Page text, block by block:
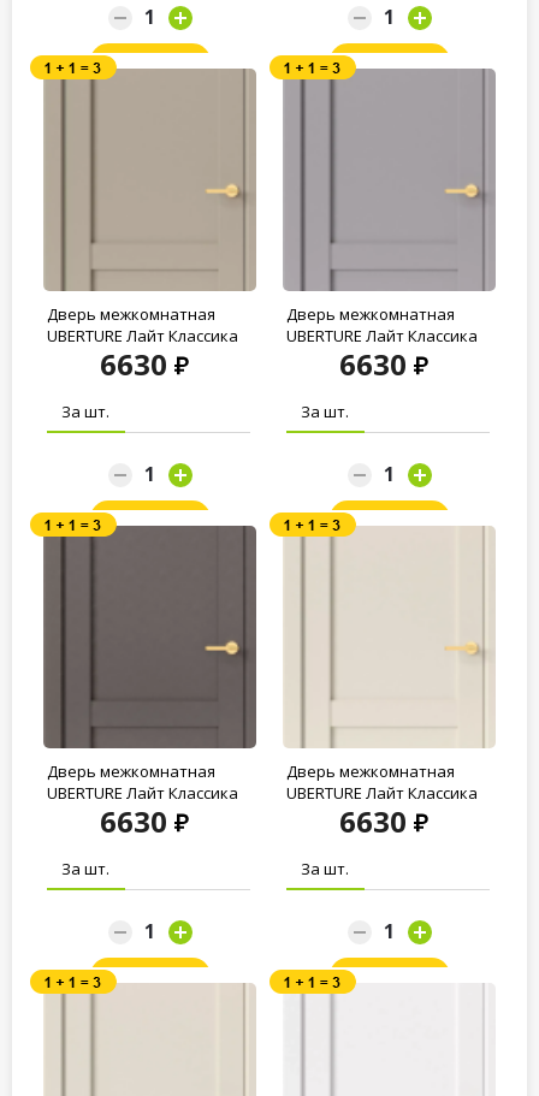
Заказать Заказать
Дверь межкомнатная
UBERTURE Лайт Классика
ПДГ 11012...6630
За шт.
Заказать
Дверь межкомнатная
UBERTURE Лайт Классика
ПДГ 11012...6630
За шт.
Заказать
Дверь межкомнатная
UBERTURE Лайт Классика
ПДГ 11012...6630
За шт.
Заказать
Дверь межкомнатная
UBERTURE Лайт Классика
ПДГ 11012...6630
За шт.
Заказать